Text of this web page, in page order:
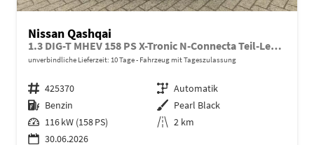
Nissan Qashqai
1.3 DIG-T MHEV 158 PS X-Tronic N-Connecta Teil-Leder PanoGlasdach Klimaautomatik Sitzheizung Lenkradheizung Navi ACC PDC v+h 360°Kamera DAB Bluetooth Touchscreen Apple CarPlay Android Auto 18"LM
unverbindliche Lieferzeit: 10 Tage Fahrzeug mit Tageszulassung
Fahrzeugnr. 425370 Getriebe Automatik
Kraftstoff Benzin Außenfarbe Pearl Black
Leistung 116 kW (158 PS) Kilometerstand 2 km
30.06.2026